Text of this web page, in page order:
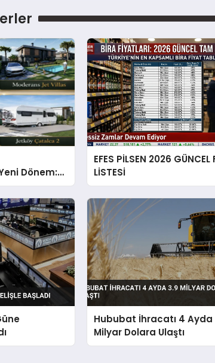
Dönem:
Yatırım
EFES PİLSEN 2026 GÜNCEL
LİSTESİ
Hububat İhracatı 4 Ayda
Milyar Dolara Ulaştı